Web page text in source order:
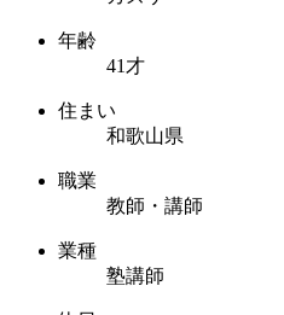
年齢
41才
住まい
和歌山県
職業
教師・講師
業種
塾講師